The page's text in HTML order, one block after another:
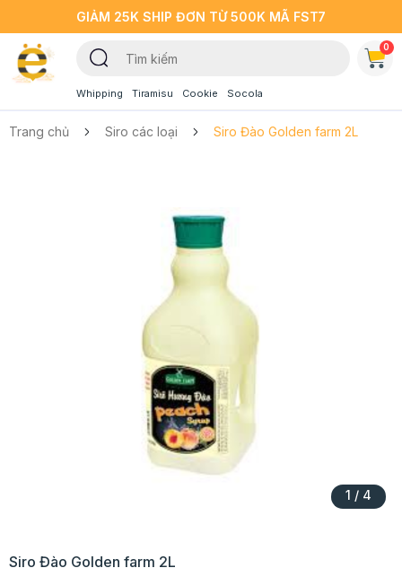
GIẢM 25K SHIP ĐƠN TỪ 500K MÃ FST7
Whipping Tiramisu Cookie Socola
0
Trang chủ Siro các loại Siro Đào Golden farm 2L
1 / 4
Siro Đào Golden farm 2L